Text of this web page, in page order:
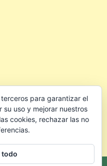
para garantizar el
uso y mejorar nuestros
cookies, rechazar las no
todo